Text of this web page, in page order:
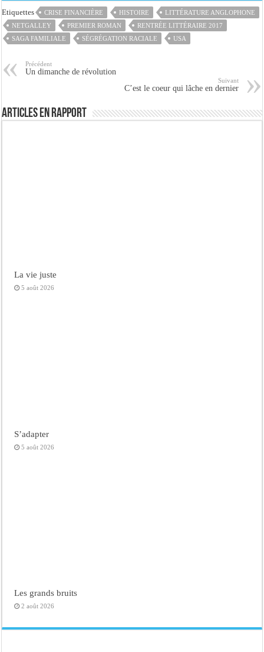
Etiquettes CRISE FINANCIÈRE HISTOIRE
LITTÉRATURE ANGLOPHONE
NETGALLEY
PREMIER ROMAN
RENTRÉE LITTÉRAIRE 2017
SAGA FAMILIALE
SÉGRÉGATION RACIALE USA
Précédent
Un dimanche de révolution
Suivant
C’est le coeur qui lâche en dernier
Articles en rapport
La vie juste
5 août 2026
S’adapter
5 août 2026
Les grands bruits
2 août 2026